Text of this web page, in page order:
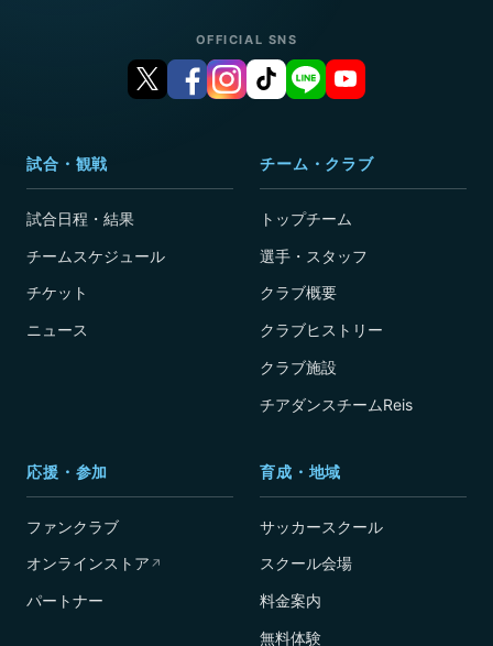
OFFICIAL SNS
試合・観戦
試合日程・結果
チームスケジュール
チケット
ニュース
チーム・クラブ
トップチーム
選手・スタッフ
クラブ概要
クラブヒストリー
クラブ施設
チアダンスチームReis
応援・参加
ファンクラブ
オンラインストア ↗
パートナー
育成・地域
サッカースクール
スクール会場
料金案内
無料体験